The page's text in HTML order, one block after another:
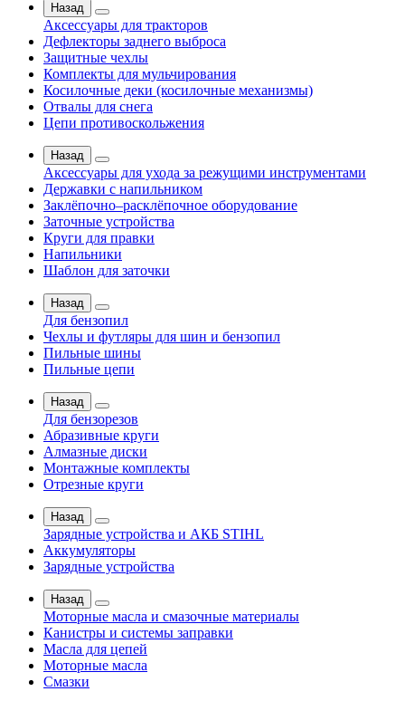
Назад
Аксессуары для тракторов
Дефлекторы заднего выброса
Защитные чехлы
Комплекты для мульчирования
Косилочные деки (косилочные механизмы)
Отвалы для снега
Цепи противоскольжения
Назад
Аксессуары для ухода за режущими инструментами
Державки с напильником
Заклёпочно–расклёпочное оборудование
Заточные устройства
Круги для правки
Напильники
Шаблон для заточки
Назад
Для бензопил
Чехлы и футляры для шин и бензопил
Пильные шины
Пильные цепи
Назад
Для бензорезов
Абразивные круги
Алмазные диски
Монтажные комплекты
Отрезные круги
Назад
Зарядные устройства и АКБ STIHL
Аккумуляторы
Зарядные устройства
Назад
Моторные масла и смазочные материалы
Канистры и системы заправки
Масла для цепей
Моторные масла
Смазки